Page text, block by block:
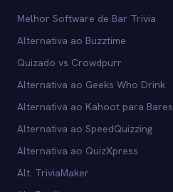
Melhor Software de Bar Trivia
Alternativa ao Buzztime
Quizado vs Crowdpurr
Alternativa ao Geeks Who Drink
Alternativa ao Kahoot para Bares
Alternativa ao SpeedQuizzing
Alternativa ao QuizXpress
Alt. TriviaMaker